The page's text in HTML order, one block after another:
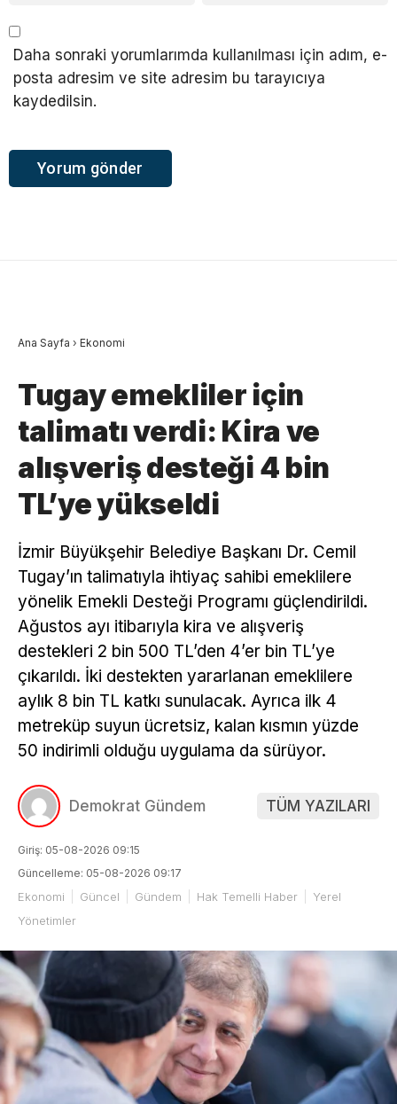
Daha sonraki yorumlarımda kullanılması için adım, e-
posta adresim ve site adresim bu tarayıcıya
kaydedilsin.
Ana Sayfa › Ekonomi
Tugay emekliler için
talimatı verdi: Kira ve
alışveriş desteği 4 bin
TL’ye yükseldi
İzmir Büyükşehir Belediye Başkanı Dr. Cemil
Tugay’ın talimatıyla ihtiyaç sahibi emeklilere
yönelik Emekli Desteği Programı güçlendirildi.
Ağustos ayı itibarıyla kira ve alışveriş
destekleri 2 bin 500 TL’den 4’er bin TL’ye
çıkarıldı. İki destekten yararlanan emeklilere
aylık 8 bin TL katkı sunulacak. Ayrıca ilk 4
metreküp suyun ücretsiz, kalan kısmın yüzde
50 indirimli olduğu uygulama da sürüyor.
Demokrat Gündem TÜM YAZILARI
Giriş: 05-08-2026 09:15
Güncelleme: 05-08-2026 09:17
Ekonomi Güncel Gündem Hak Temelli Haber
Yerel
Yönetimler